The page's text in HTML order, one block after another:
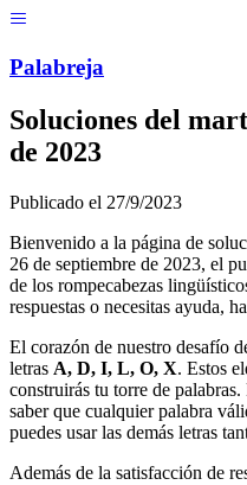
Palabreja
Soluciones del
de 2023
Publicado el 27/9/2023
Bienvenido a la página de
26 de septiembre de 2023, el
de los rompecabezas
respuestas o necesitas ayuda,
El corazón de nuestro desafío
letras A, D, I, L, O, X. Estos
construirás tu torre de
saber que cualquier palabra
puedes usar las demás letras
Además de la satisfacción de